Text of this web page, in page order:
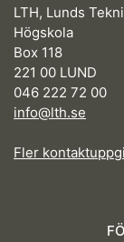
LTH, Lunds
Högskola
Box 118
221 00 LUND
046 222 72 00
info@lth.se
Fler